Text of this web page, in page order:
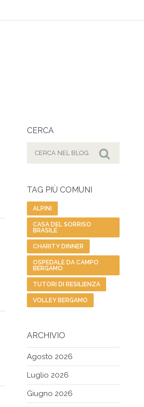
CERCA
Cerca
TAG PIÙ COMUNI
ALPINI
CASA DEL SORRISO
BRASILE
CHARITY DINNER
OSPEDALE DA CAMPO
BERGAMO
TUTORI DI RESILIENZA
VOLLEY BERGAMO
ARCHIVIO
Agosto 2026
Luglio 2026
Giugno 2026